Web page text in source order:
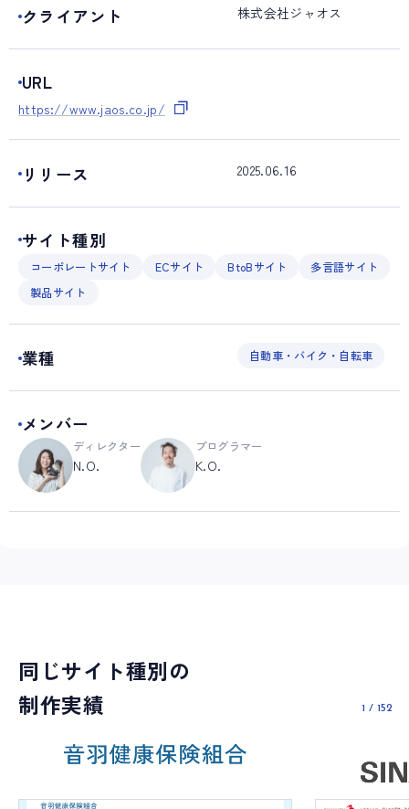
クライアント 株式会社ジャオス
URL
https://www.jaos.co.jp/
リリース 2025.06.16
サイト種別
コーポレートサイト ECサイト BtoBサイト
多言語サイト
製品サイト
業種 自動車・バイク・自転車
メンバー
ディレクター
N.O.
プログラマー
K.O.
同じサイト種別の
制作実績
1 / 152